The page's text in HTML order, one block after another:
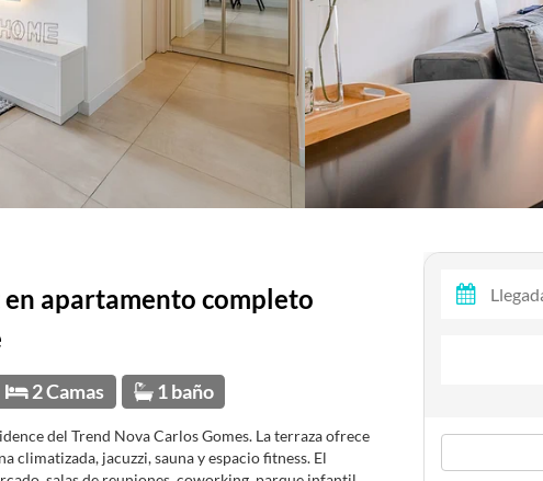
apartamento completo
2 Camas 1 baño
del Trend Nova Carlos Gomes. La terraza ofrece
climatizada, jacuzzi, sauna y espacio fitness. El